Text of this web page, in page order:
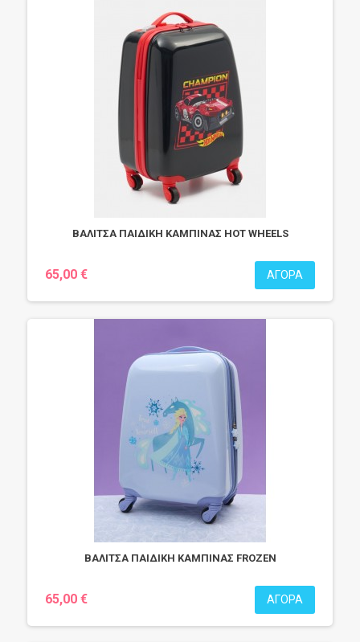
ΒΑΛΙΤΣΑ ΠΑΙΔΙΚΗ ΚΑΜΠΙΝΑΣ HOT WHEELS
65,00 € ΑΓΟΡΆ
ΒΑΛΙΤΣΑ ΠΑΙΔΙΚΗ ΚΑΜΠΙΝΑΣ FROZEN
65,00 € ΑΓΟΡΆ